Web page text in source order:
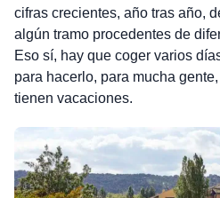
cifras crecientes, año tras año,
algún tramo procedentes de
Eso sí, hay que coger varios
para hacerlo, para mucha
tienen vacaciones.